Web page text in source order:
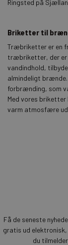
Ringsted på
Briketter til
Træbriketter er en
træbriketter, der er
vandindhold,
almindeligt
forbrænding, som
Med vores
varm atmosfære
Få de seneste
gratis ud
du